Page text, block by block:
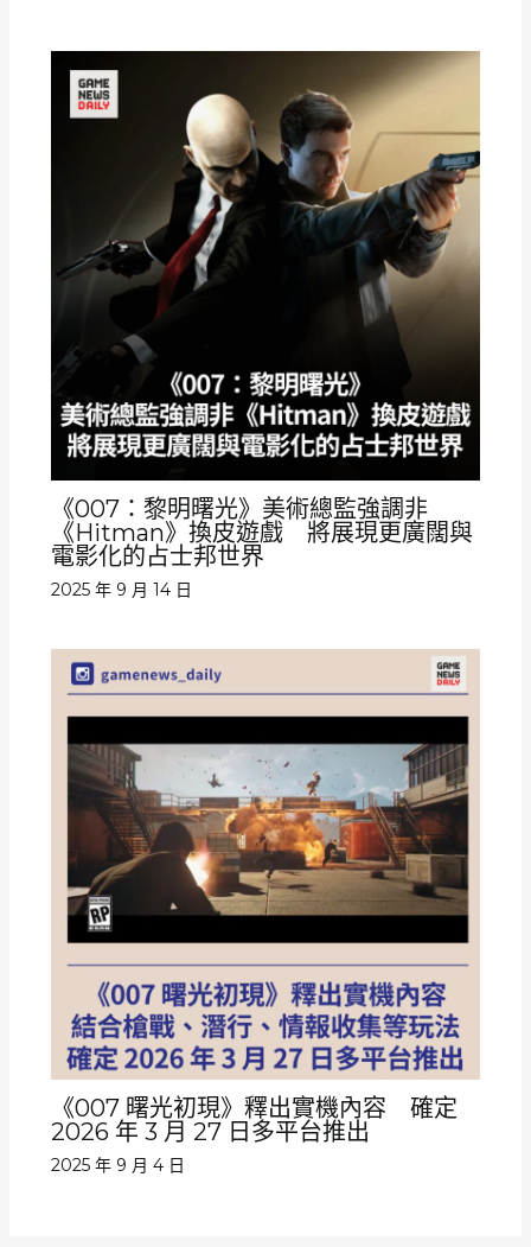
《007：黎明曙光》美術總監強調非
《Hitman》換皮遊戲 將展現更廣闊與
電影化的占士邦世界
2025 年 9 月 14 日
《007 曙光初現》釋出實機內容 確定
2026 年 3 月 27 日多平台推出
2025 年 9 月 4 日